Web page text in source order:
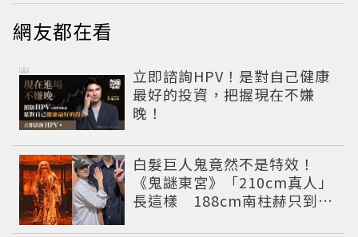
網友都在看
立即諮詢HPV！是對自己健康
最好的投資，把握現在不嫌
晚！
PR
白髮巨人鬼竟然不是特效！
《鬼謎東宮》「210cm真人」
長這樣 188cm南柱赫只到他